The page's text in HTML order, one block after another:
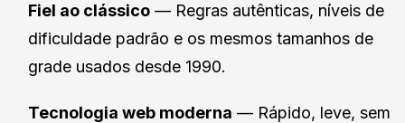
Fiel ao clássico — Regras autênticas, níveis de
dificuldade padrão e os mesmos tamanhos de
grade usados desde 1990.
Tecnologia web moderna — Rápido, leve, sem